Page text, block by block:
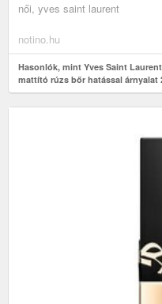
női, yves saint laurent
notino.hu
Hasonlók, mint Yves Saint
mattító rúzs bőr hatással árnyalat